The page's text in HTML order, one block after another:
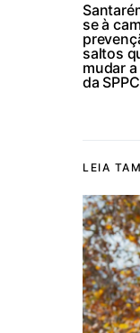
se à
saltos
mudar
da
LEIA